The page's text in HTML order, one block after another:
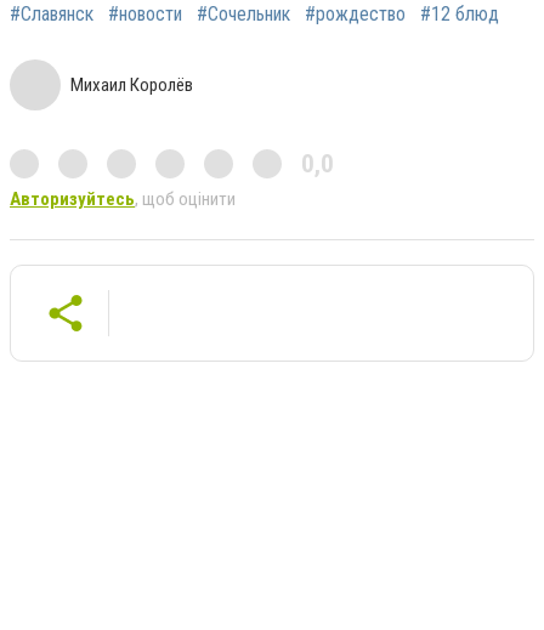
#Славянск
#новости #Сочельник #рождество #12 блюд
Михаил Королёв
0,0
Авторизуйтесь, щоб оцінити